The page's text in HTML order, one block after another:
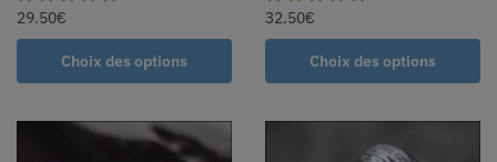
29.50€
Choix des options
32.50€
Choix des options